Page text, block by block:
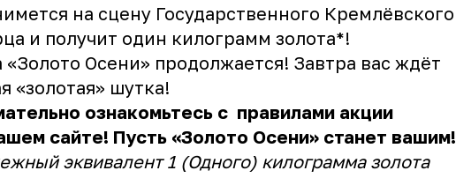
на сцену Государственного Кремлёвского
и получит один килограмм золота*!
«Золото Осени» продолжается! Завтра вас ждёт
«золотая» шутка!
ознакомьтесь с правилами акции
сайте! Пусть «Золото Осени» станет вашим!
эквивалент 1 (Одного) килограмма золота